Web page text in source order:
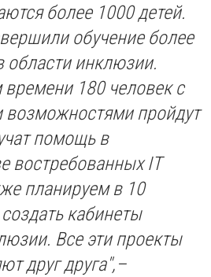
более 1000 детей.
обучение более
области инклюзии.
180 человек с
возможностями пройдут
помощь в
востребованных IT
планируем в 10
кабинеты
Все эти проекты
друг друга",–